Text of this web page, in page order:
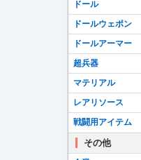
ドール
ドールウェポン
ドールアーマー
超兵器
マテリアル
レアリソース
戦闘用アイテム
その他